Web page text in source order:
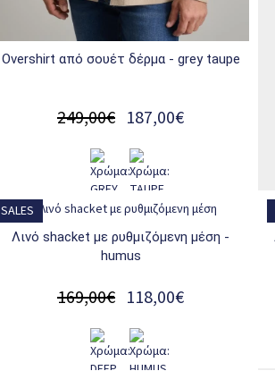
overshirt από σουέτ δέρμα - grey taupe
187,00€
249,00€
SALES
λινό shacket με ρυθμιζόμενη μέση -
humus
118,00€
169,00€